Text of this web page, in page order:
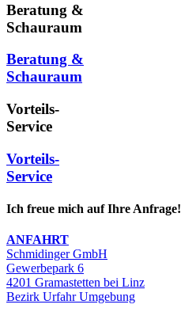
Beratung &
Schauraum
Beratung &
Schauraum
Vorteils-
Service
Vorteils-
Service
Ich freue mich auf Ihre Anfrage!
ANFAHRT
Schmidinger GmbH
Gewerbepark 6
4201 Gramastetten bei Linz
Bezirk Urfahr Umgebung